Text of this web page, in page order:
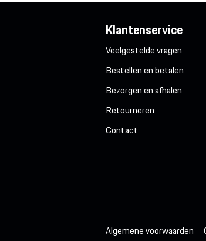
Klantenservice
Veelgestelde vragen
Bestellen en betalen
Bezorgen en afhalen
Retourneren
Contact
Algemene voorwaarden